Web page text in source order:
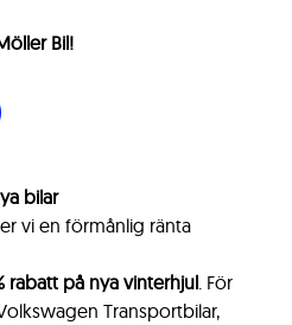
Bil!
bilar
vi en förmånlig ränta
rabatt på nya vinterhjul. För
Transportbilar,